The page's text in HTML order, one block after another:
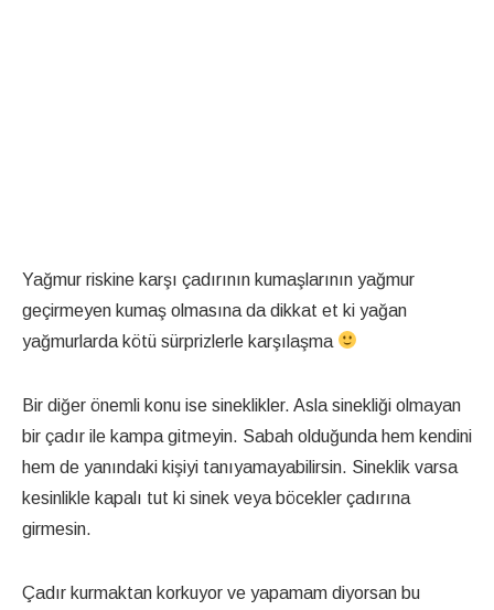
Yağmur riskine karşı çadırının kumaşlarının yağmur
geçirmeyen kumaş olmasına da dikkat et ki yağan
yağmurlarda kötü sürprizlerle karşılaşma
Bir diğer önemli konu ise sineklikler. Asla sinekliği olmayan
bir çadır ile kampa gitmeyin. Sabah olduğunda hem kendini
hem de yanındaki kişiyi tanıyamayabilirsin. Sineklik varsa
kesinlikle kapalı tut ki sinek veya böcekler çadırına
girmesin.
Çadır kurmaktan korkuyor ve yapamam diyorsan bu